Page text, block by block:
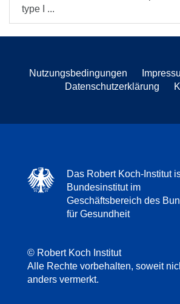
type I ...
Nutzungsbedingungen
Datenschutzerklärung
Das Robert Koch-Institut
Bundesinstitut im
Geschäftsbereich des
für Gesundheit
© Robert Koch Institut
Alle Rechte vorbehalten, soweit
anders vermerkt.